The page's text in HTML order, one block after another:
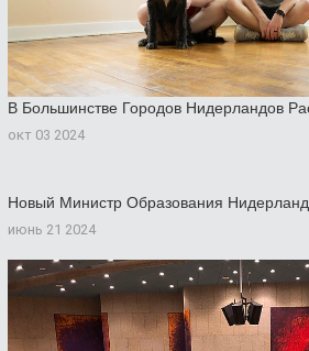
В Большинстве Городов Нидерландов
окт 03 2024
Новый Министр Образования
июнь 21 2024